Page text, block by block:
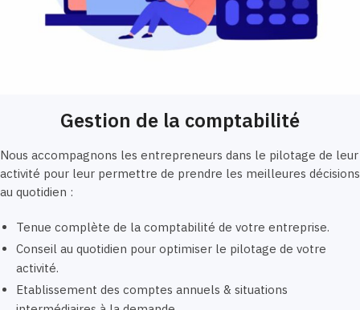
Gestion de la comptabilité
Nous accompagnons les entrepreneurs dans le pilotage de leur
activité pour leur permettre de prendre les meilleures décisions
au quotidien :
Tenue complète de la comptabilité de votre entreprise.
Conseil au quotidien pour optimiser le pilotage de votre
activité.
Etablissement des comptes annuels & situations